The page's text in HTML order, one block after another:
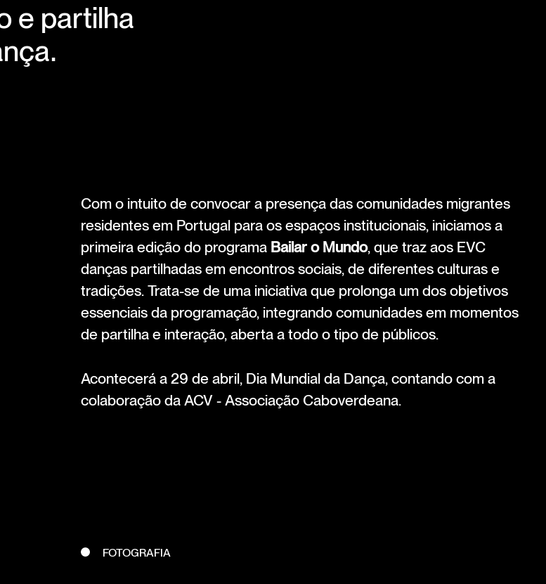
e partilha
Com o intuito de convocar a presença das comunidades migrantes
residentes em Portugal para os espaços institucionais, iniciamos a
primeira edição do programa Bailar o Mundo, que traz aos EVC
danças partilhadas em encontros sociais, de diferentes culturas e
tradições. Trata-se de uma iniciativa que prolonga um dos objetivos
essenciais da programação, integrando comunidades em momentos
de partilha e interação, aberta a todo o tipo de públicos.
Acontecerá a 29 de abril, Dia Mundial da Dança, contando com a
colaboração da ACV - Associação Caboverdeana.
FOTOGRAFIA